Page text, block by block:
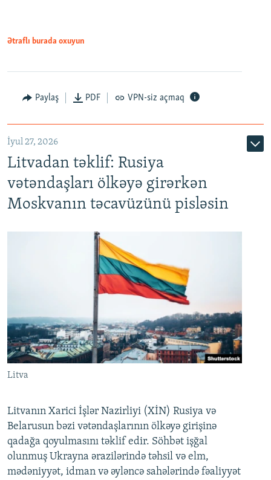
Ətraflı burada oxuyun
Paylaş PDF VPN-siz açmaq
İyul 27, 2026
Litvadan təklif: Rusiya
vətəndaşları ölkəyə girərkən
Moskvanın təcavüzünü pisləsin
Litva
Litvanın Xarici İşlər Nazirliyi (XİN) Rusiya və
Belarusun bəzi vətəndaşlarının ölkəyə girişinə
qadağa qoyulmasını təklif edir. Söhbət işğal
olunmuş Ukrayna ərazilərində təhsil və elm,
mədəniyyət, idman və əyləncə sahələrində fəaliyyət